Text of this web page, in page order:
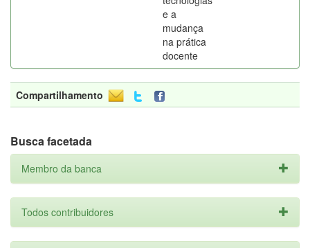
e a
mudança
na prática
docente
Compartilhamento
Busca facetada
Membro da banca
Todos contribuidores